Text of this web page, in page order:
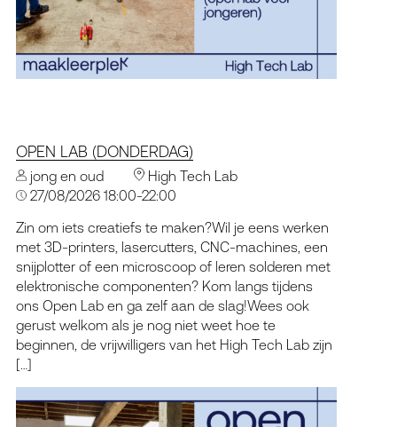
OPEN LAB (DONDERDAG)
jong en oud
High Tech Lab
27/08/2026 18:00-22:00
Zin om iets creatiefs te maken?Wil je eens werken
met 3D-printers, lasercutters, CNC-machines, een
snijplotter of een microscoop of leren solderen met
elektronische componenten? Kom langs tijdens
ons Open Lab en ga zelf aan de slag!Wees ook
gerust welkom als je nog niet weet hoe te
beginnen, de vrijwilligers van het High Tech Lab zijn
[…]